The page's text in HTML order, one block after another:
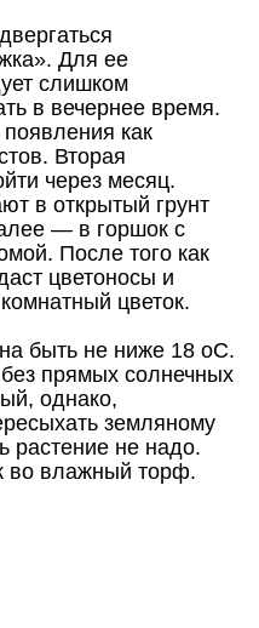
Для ее
слишком
в вечернее время.
как
Вторая
через месяц.
в открытый грунт
— в горшок с
После того как
цветоносы и
цветок.
быть не ниже 18 оС.
прямых солнечных
однако,
земляному
растение не надо.
во влажный торф.